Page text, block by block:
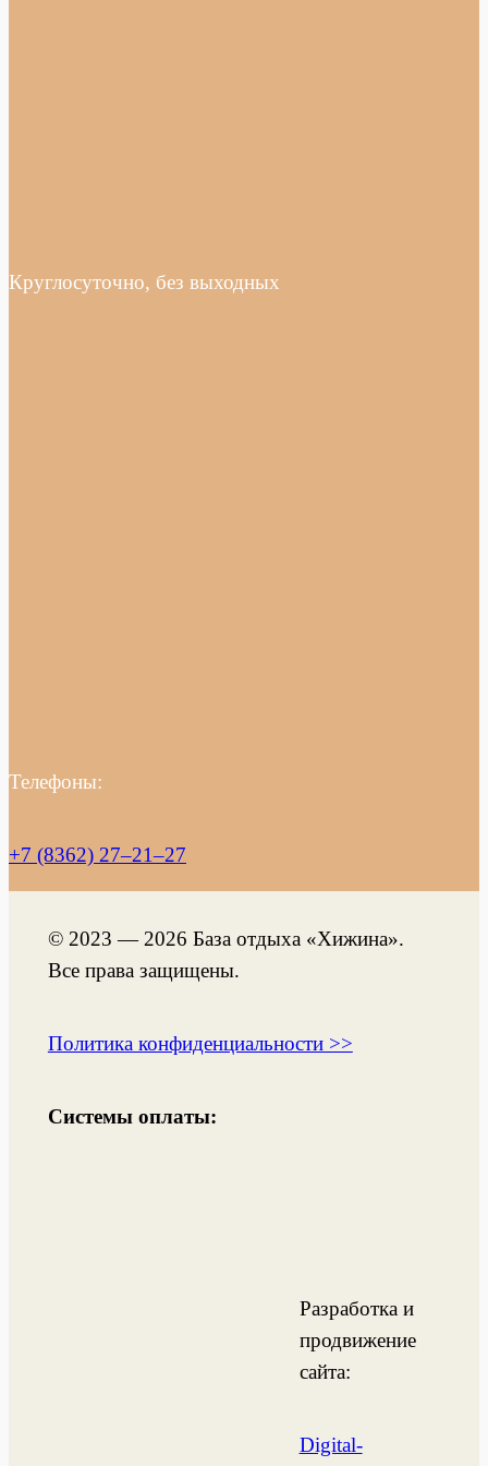
Круглосуточно, без выходных
Телефоны:
+7 (8362) 27‒21‒27
© 2023 — 2026 База отдыха «Хижина».
Все права защищены.
Политика конфиденциальности >>
Системы оплаты:
Разработка и
продвижение
сайта:
Digital-